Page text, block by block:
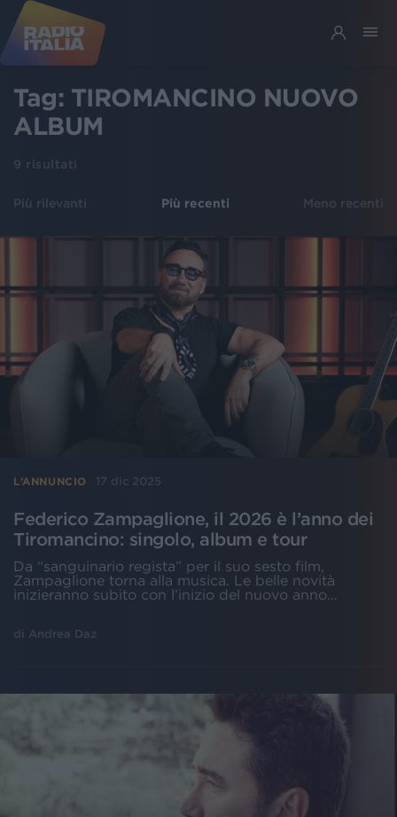
Tag: TIROMANCINO NUOVO
ALBUM
9 risultati
Più rilevanti Più recenti Meno recenti
L’ANNUNCIO 17 dic 2025
Federico Zampaglione, il 2026 è l’anno dei
Tiromancino: singolo, album e tour
Da “sanguinario regista” per il suo sesto film,
Zampaglione torna alla musica. Le belle novità
inizieranno subito con l’inizio del nuovo anno…
di Andrea Daz